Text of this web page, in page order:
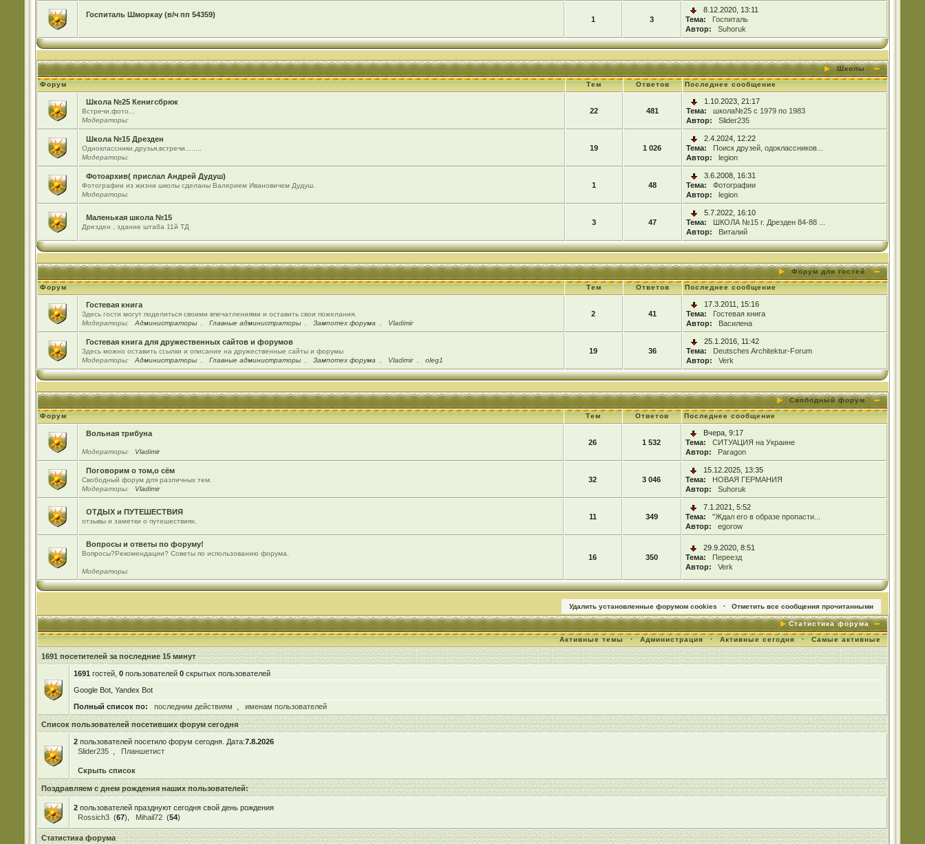
Госпиталь Шморкау (в/ч пп 54359)
1 3
8.12.2020, 13:11
Тема:
Госпиталь
Автор:
Suhoruk
Школы
Форум Тем Ответов Последнее сообщение
Школа №25 Кенигсбрюк
Встречи,фото...
Модераторы:
22 481
1.10.2023, 21:17
Тема:
школа№25 с 1979 по 1983
Автор:
Slider235
Школа №15 Дрезден
Одноклассники,друзья,встречи........
Модераторы:
19 1 026
2.4.2024, 12:22
Тема:
Поиск друзей, одоклассников...
Автор:
legion
Фотоархив( прислал Андрей Дудуш)
Фотографии из жизни школы сделаны Валерием Ивановичем Дудуш.
Модераторы:
1 48
3.6.2008, 16:31
Тема:
Фотографии
Автор:
legion
Маленькая школа №15
Дрезден , здание штаба 11й ТД
3 47
5.7.2022, 16:10
Тема:
ШКОЛА №15 г. Дрезден 84-88 ...
Автор:
Виталий
Форум для гостей
Форум Тем Ответов Последнее сообщение
Гостевая книга
Здесь гости могут поделиться своими впечатлениями и оставить свои пожелания.
Модераторы:
Администраторы Главные администраторы Зампотех форума Vladimir
2 41
17.3.2011, 15:16
Тема:
Гостевая книга
Автор:
Василена
Гостевая книга для дружественных сайтов и форумов
Здесь можно оставить ссылки и описание на дружественные сайты и форумы
Модераторы:
Администраторы Главные администраторы Зампотех форума Vladimir oleg1
19 36
25.1.2016, 11:42
Тема:
Deutsches Architektur-Forum
Автор:
Verk
Свободный форум
Форум Тем Ответов Последнее сообщение
Вольная трибуна
Модераторы: Vladimir
26 1 532
Вчера, 9:17
Тема:
СИТУАЦИЯ на Украине
Автор:
Paragon
Поговорим о том,о сём
Свободный форум для различных тем.
Модераторы:
Vladimir
32 3 046
15.12.2025, 13:35
Тема:
НОВАЯ ГЕРМАНИЯ
Автор:
Suhoruk
ОТДЫХ и ПУТЕШЕСТВИЯ
отзывы и заметки о путешествиях.
11 349
7.1.2021, 5:52
Тема:
"Ждал его в образе пропасти...
Автор:
egorow
Вопросы и ответы по форуму!
Вопросы?Рекомендации? Советы по использованию форума.
Модераторы:
16 350
29.9.2020, 8:51
Тема:
Переезд
Автор:
Verk
Удалить установленные форумом cookies · Отметить все сообщения прочитанными
Статистика форума
Активные темы · Администрация · Активные сегодня · Самые активные
1691 посетителей за последние 15 минут
1691 гостей, 0пользователей 0скрытых пользователей
Google Bot, Yandex Bot
Полный список по:
последним действиям именам пользователей
Список пользователей посетивших форум сегодня
2пользователей посетило форум сегодня. Дата:7.8.2026
Slider235
Планшетист
Скрыть список
Поздравляем с днем рождения наших пользователей:
2пользователей празднуют сегодня свой день рождения
Rossich3 (67), Mihail72 (54)
Статистика форума